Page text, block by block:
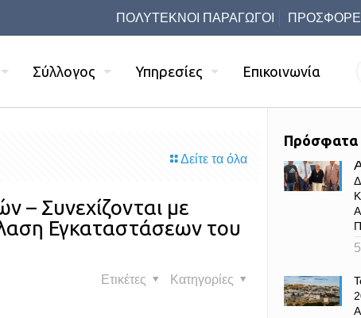
ΠΟΛΥΤΕΚΝΟΙ ΠΑΡΑΓΩΓΟΙ
Σύλλογος Υπηρεσίες Επικοινωνία
Δείτε τα όλα
Συνεχίζονται με
Εγκαταστάσεων του
Κατηγορίες
Ετικέτες
Πρόσφατα